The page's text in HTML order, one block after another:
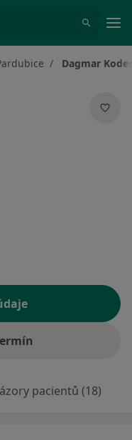
Dagmar
pacientů (18)